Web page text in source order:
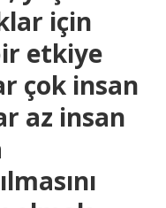
için
etkiye
çok insan
az insan